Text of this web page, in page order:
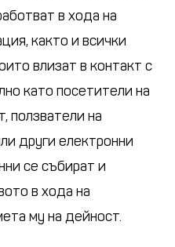
в хода на
както и всички
влизат в контакт с
като посетители на
ползватели на
други електронни
се събират и
в хода на
му на дейност.